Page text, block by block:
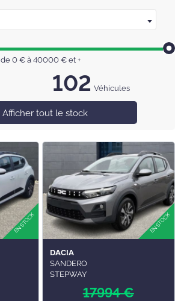
de 0€ à 40000€ et +
102 Véhicules
Afficher tout le stock
DACIA
SANDERO
STEPWAY
17994 €